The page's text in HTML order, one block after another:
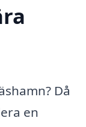
Då
en